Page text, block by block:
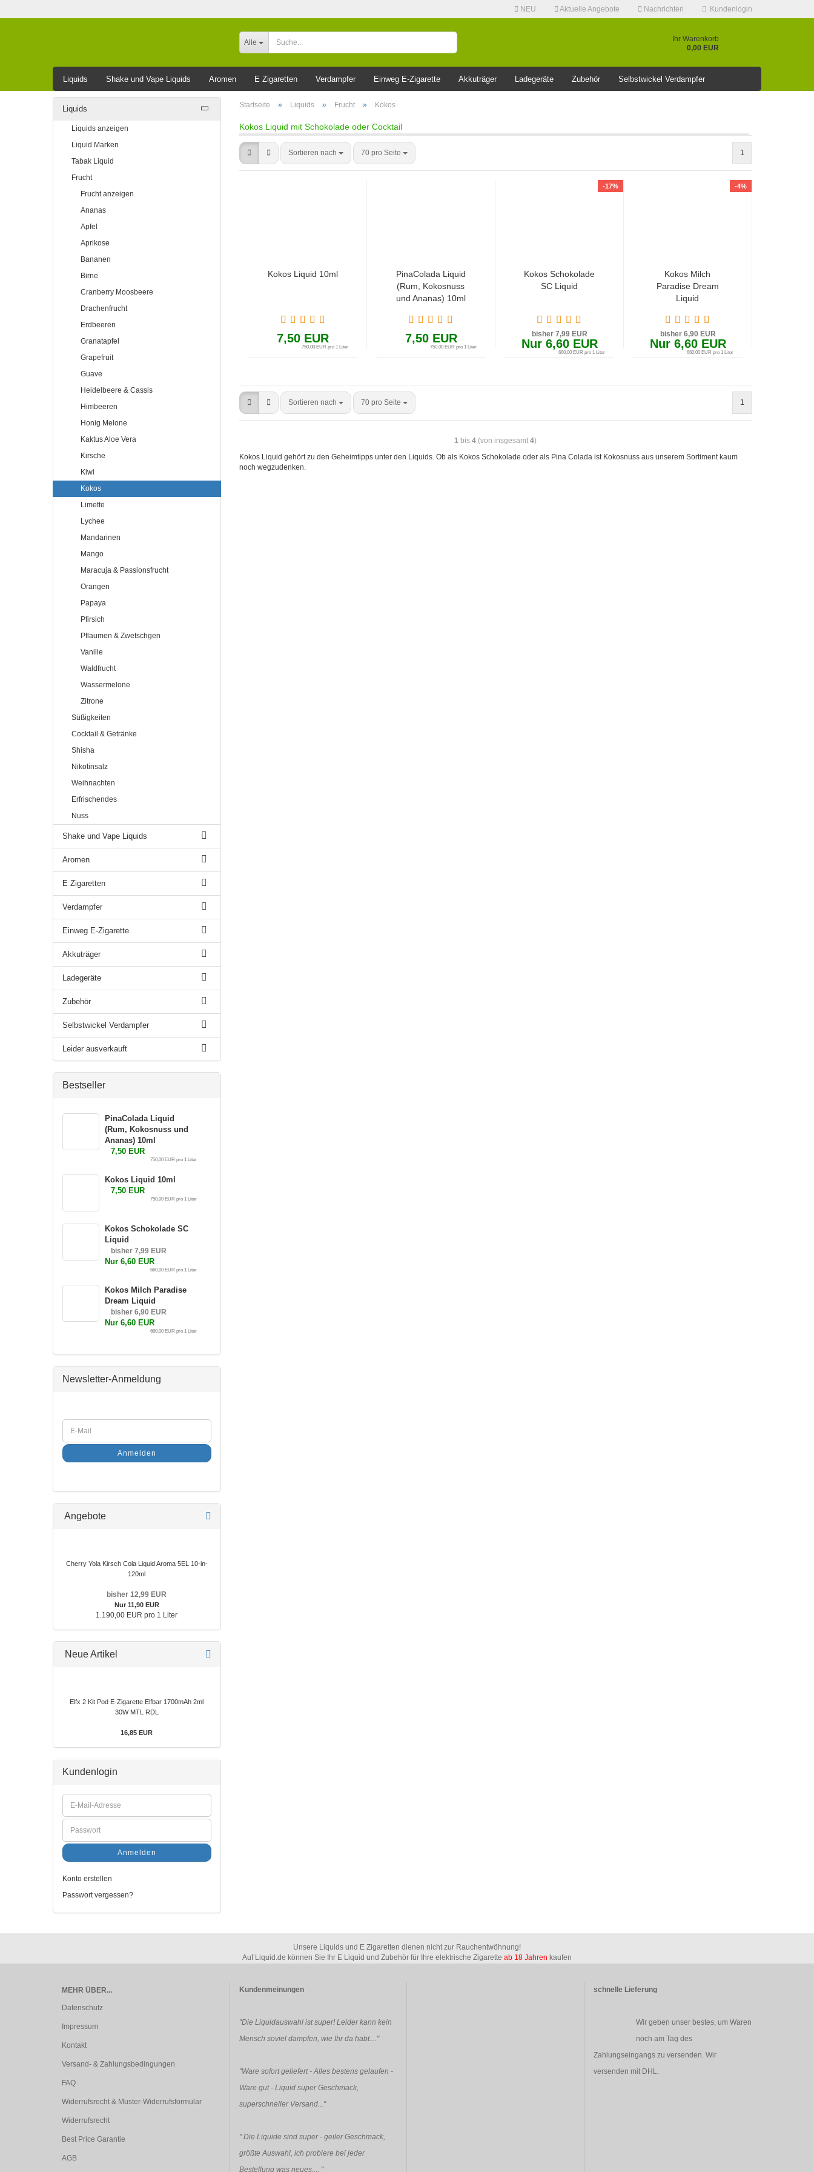
NEU Aktuelle Angebote Nachrichten Kundenlogin
Passwort vergessen?
Alle
Ihr Warenkorb
0,00 EUR
Liquids Shake und Vape Liquids Aromen E Zigaretten Verdampfer Einweg E-Zigarette Akkuträger Ladegeräte Zubehör Selbstwickel Verdampfer
Leider ausverkauft Startseite » Liquids » Frucht » Kokos
Kokos Liquid mit Schokolade oder Cocktail
Sortieren nach 70 pro Seite 1
Kokos Liquid 10ml
7,50 EUR
750,00 EUR pro 1 Liter
PinaColada Liquid
(Rum, Kokosnuss
und Ananas) 10ml
7,50 EUR
750,00 EUR pro 1 Liter
-17%
Kokos Schokolade
SC Liquid
bisher 7,99 EUR
Nur 6,60 EUR
660,00 EUR pro 1 Liter
-4%
Kokos Milch
Paradise Dream
Liquid
bisher 6,90 EUR
Nur 6,60 EUR
660,00 EUR pro 1 Liter
Sortieren nach 70 pro Seite 1
1 bis4 (von insgesamt4)
Kokos Liquid gehört zu den Geheimtipps unter den Liquids. Ob als Kokos Schokolade oder als Pina Colada ist Kokosnuss aus unserem Sortiment kaum
noch wegzudenken.
Liquids
Liquids anzeigen
Liquid Marken
Tabak Liquid
Frucht
Frucht anzeigen
Ananas
Apfel
Aprikose
Bananen
Birne
Cranberry Moosbeere
Drachenfrucht
Erdbeeren
Granatapfel
Grapefruit
Guave
Heidelbeere & Cassis
Himbeeren
Honig Melone
Kaktus Aloe Vera
Kirsche
Kiwi
Kokos
Limette
Lychee
Mandarinen
Mango
Maracuja & Passionsfrucht
Orangen
Papaya
Pfirsich
Pflaumen & Zwetschgen
Vanille
Waldfrucht
Wassermelone
Zitrone
Süßigkeiten
Cocktail & Getränke
Shisha
Nikotinsalz
Weihnachten
Erfrischendes
Nuss
Shake und Vape Liquids
Aromen
E Zigaretten
Verdampfer
Einweg E-Zigarette
Akkuträger
Ladegeräte
Zubehör
Selbstwickel Verdampfer
Leider ausverkauft
Bestseller
PinaColada Liquid
(Rum, Kokosnuss und
Ananas) 10ml
7,50 EUR
750,00 EUR pro 1 Liter
Kokos Liquid 10ml
7,50 EUR
750,00 EUR pro 1 Liter
Kokos Schokolade SC
Liquid
bisher 7,99 EUR
Nur 6,60 EUR
660,00 EUR pro 1 Liter
Kokos Milch Paradise
Dream Liquid
bisher 6,90 EUR
Nur 6,60 EUR
660,00 EUR pro 1 Liter
Newsletter-Anmeldung
Anmelden
Angebote
Cherry Yola Kirsch Cola Liquid Aroma 5EL 10-in-
120ml
bisher 12,99 EUR
Nur 11,90 EUR
1.190,00 EUR pro 1 Liter
Neue Artikel
Elfx 2 Kit Pod E-Zigarette Elfbar 1700mAh 2ml
30W MTL RDL
16,85 EUR
Kundenlogin
Anmelden
Konto erstellen
Passwort vergessen?
Unsere Liquids und E Zigaretten dienen nicht zur Rauchentwöhnung!
Auf Liquid.de können Sie Ihr E Liquid und Zubehör für Ihre elektrische Zigarette ab 18 Jahren kaufen
MEHR ÜBER...
Datenschutz
Impressum
Kontakt
Versand- & Zahlungsbedingungen
FAQ
Widerrufsrecht & Muster-Widerrufsformular
Widerrufsrecht
Best Price Garantie
AGB
Kundenmeinungen
"Die Liquidauswahl ist super! Leider kann kein
Mensch soviel dampfen, wie Ihr da habt...."
"Ware sofort geliefert - Alles bestens gelaufen -
Ware gut - Liquid super Geschmack,
superschneller Versand..."
"Die Liquide sind super - geiler Geschmack,
größte Auswahl, ich probiere bei jeder
Bestellung was neues.... "
schnelle Lieferung
Wir geben unser bestes, um Waren
noch am Tag des
Zahlungseingangs zu versenden. Wir
versenden mit DHL.